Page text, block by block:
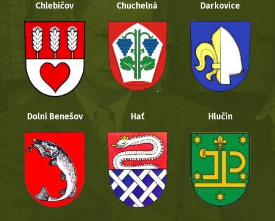
Chlebičov Chuchelná Darkovice
Dolní Benešov Hať Hlučín